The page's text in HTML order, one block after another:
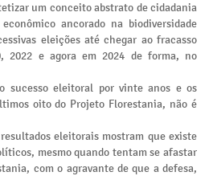
um conceito abstrato de cidadania
ancorado na biodiversidade
eleições até chegar ao fracasso
2022 e agora em 2024 de forma, no
sucesso eleitoral por vinte anos e os
oito do Projeto Florestania, não é
eleitorais mostram que existe
mesmo quando tentam se afastar
com o agravante de que a defesa,